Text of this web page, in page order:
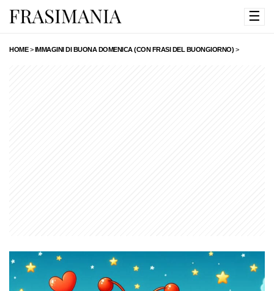
☰
HOME>IMMAGINI DI BUONA DOMENICA (CON FRASI DEL BUONGIORNO) >